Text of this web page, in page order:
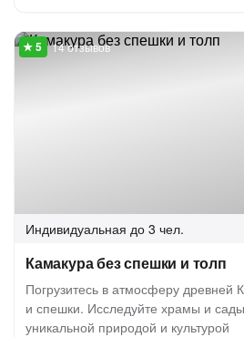
14 отзывов
Индивидуальная до 3 чел.
Камакура без спешки и толп
Погрузитесь в атмосферу древней
и спешки. Исследуйте храмы и
уникальной природой и культурой